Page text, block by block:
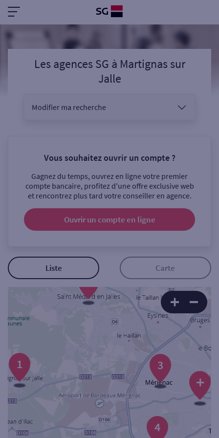
Les agences SG à Martignas sur
Jalle
Modifier ma recherche
Sélectionnez votre recherche
Ouverte le samedi
Coffre-fort
Autour de moi
ou
Rue
Rechercher
Vous souhaitez ouvrir un compte ?
Gagnez du temps, ouvrez en ligne votre premier
compte bancaire, profitez d'une offre exclusive web
et rencontrez plus tard votre conseiller en agence.
Ouvrir un compte en ligne
Liste Carte
+
4
3
2
1